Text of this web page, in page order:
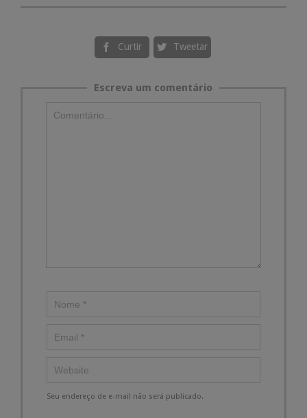
 Curtir  Tweetar
Escreva um comentário
Seu endereço de e-mail não será publicado.